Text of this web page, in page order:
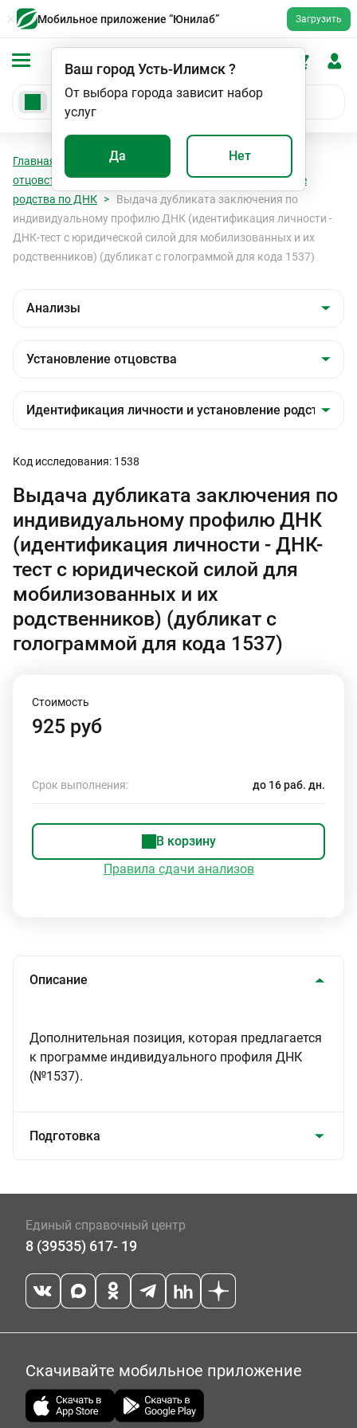
Мобильное приложение “Юнилаб” Загрузить
Ваш городУсть-Илимск?
От выбора города зависит набор
услуг
Да Нет
Главная Анализы
Установление
отцовства
Идентификация личности и установление
родства по ДНК
Выдача дубликата заключения по
индивидуальному профилю ДНК (идентификация личности -
ДНК-тест с юридической силой для мобилизованных и их
родственников) (дубликат с голограммой для кода 1537)
Код исследования: 1538
Выдача дубликата заключения по
индивидуальному профилю ДНК
(идентификация личности - ДНК-
тест с юридической силой для
мобилизованных и их
родственников) (дубликат с
голограммой для кода 1537)
Стоимость
925 руб
Срок выполнения: до 16 раб. дн.
В корзину
Правила сдачи анализов
Описание
Дополнительная позиция, которая предлагается
к программе индивидуального профиля ДНК
(№1537).
Подготовка
Единый справочный центр
8 (39535) 617- 19
Скачивайте мобильное приложение